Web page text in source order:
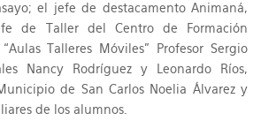
el jefe de destacamento Animaná,
de Taller del Centro de Formación
Talleres Móviles” Profesor Sergio
Nancy Rodríguez y Leonardo Ríos,
de San Carlos Noelia Álvarez y
de los alumnos.